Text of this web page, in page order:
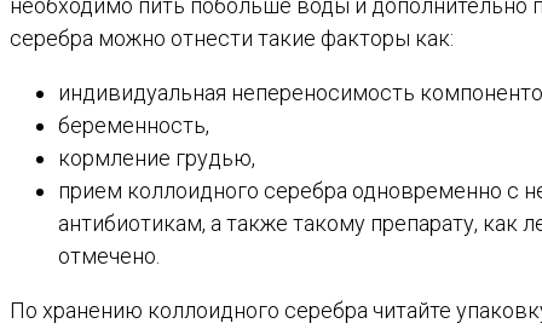
необходимо пить побольше воды и дополнительно
серебра можно отнести такие факторы как:
индивидуальная непереносимость
беременность,
кормление грудью,
прием коллоидного серебра одновременно с
антибиотикам, а также такому препарату,
отмечено.
По хранению коллоидного серебра читайте